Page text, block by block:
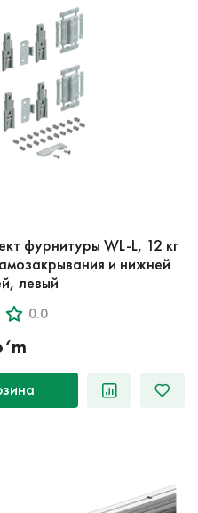
фурнитуры WL-L, 12 кг
и нижней
левый
0.0